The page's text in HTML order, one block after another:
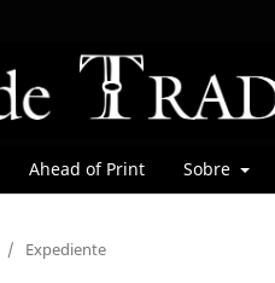
Ahead of Print Sobre
/ Expediente